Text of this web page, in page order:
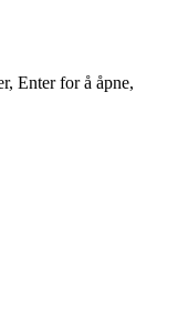
Enter for å åpne,